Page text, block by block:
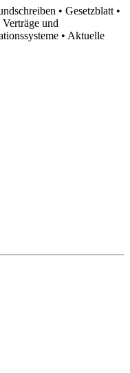
• Gesetzblatt •
Verträge und
• Aktuelle